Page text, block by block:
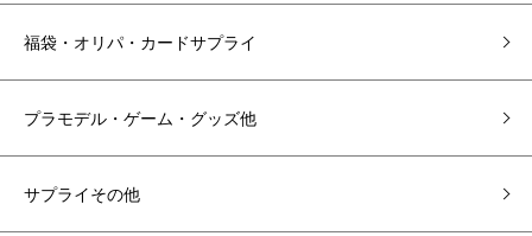
福袋・オリパ・カードサプライ
プラモデル・ゲーム・グッズ他
サプライその他